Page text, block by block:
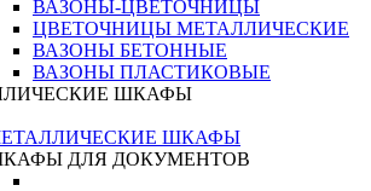
ВАЗОНЫ-ЦВЕТОЧНИЦЫ
ЦВЕТОЧНИЦЫ МЕТАЛЛИЧЕСКИЕ
ВАЗОНЫ БЕТОННЫЕ
ВАЗОНЫ ПЛАСТИКОВЫЕ
ШКАФЫ
ШКАФЫ
ДЛЯ ДОКУМЕНТОВ